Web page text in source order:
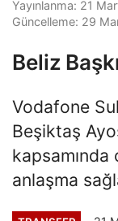
Yayınlanma: 21
Güncelleme: 29
Beliz
Vodafone
Beşiktaş
anlaşma